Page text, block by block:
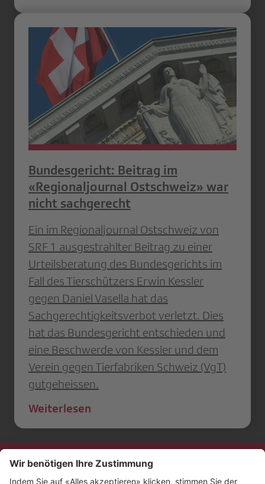
Bundesgericht: Beitrag im
«Regionaljournal Ostschweiz» war
nicht sachgerecht
Ein im Regionaljournal Ostschweiz von
SRF 1 ausgestrahlter Beitrag zu einer
Urteilsberatung des Bundesgerichts im
Fall des Tierschützers Erwin Kessler
gegen Daniel Vasella hat das
Sachgerechtigkeitsverbot verletzt. Dies
hat das Bundesgericht entschieden und
eine Beschwerde von Kessler und dem
Verein gegen Tierfabriken Schweiz (VgT)
gutgeheissen.
Weiterlesen